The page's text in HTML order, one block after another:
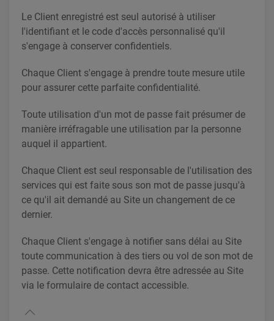
Le Client enregistré est seul autorisé à utiliser
l'identifiant et le code d'accès personnalisé qu'il
s'engage à conserver confidentiels.
Chaque Client s'engage à prendre toute mesure utile
pour assurer cette parfaite confidentialité.
Toute utilisation d'un mot de passe fait présumer de
manière irréfragable une utilisation par la personne
auquel il appartient.
Chaque Client est seul responsable de l'utilisation des
services qui est faite sous son mot de passe jusqu'à
ce qu'il ait demandé au Site un changement de ce
dernier.
Chaque Client s'engage à notifier sans délai au Site
toute communication à des tiers ou vol de son mot de
passe. Cette notification devra être adressée au Site
via le formulaire de contact accessible.